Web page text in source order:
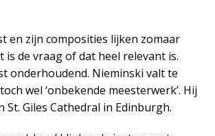
en zijn composities lijken zomaar
de vraag of dat heel relevant is.
onderhoudend. Nieminski valt te
wel ‘onbekende meesterwerk’. Hij
Giles Cathedral in Edinburgh.